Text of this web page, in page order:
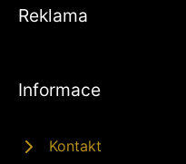
Reklama
Informace
Kontakt